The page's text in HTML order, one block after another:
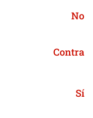
No
Contra
Sí